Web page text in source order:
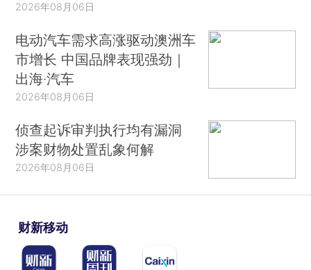
2026年08月06日
电动汽车需求高涨驱动澳洲车
市增长 中国品牌表现强劲｜
出海·汽车
2026年08月06日
侦查起诉审判执行均有漏洞
涉案财物处置乱象何解
2026年08月06日
财新移动